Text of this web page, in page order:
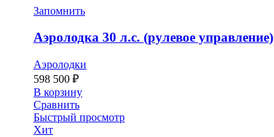
Запомнить
Аэролодка 30 л.с. (рулевое управление)
Аэролодки
598 500 ₽
В корзину
Сравнить
Быстрый просмотр
Хит